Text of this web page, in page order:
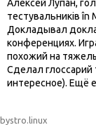
Алексей Лупàн,
тестувальників în
Докладывал
конференциях.
похожий на
Сделал глоссарий
интересное). Ещё
bystro.linux